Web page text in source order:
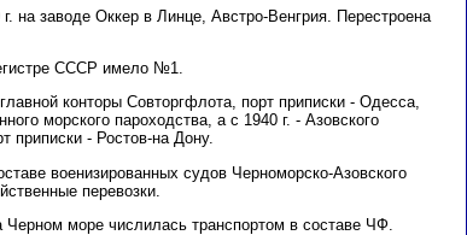
на заводе Оккер в Линце, Австро-Венгрия. Перестроена
СССР имело №1.
конторы Совторгфлота, порт приписки - Одесса,
морского пароходства, а с 1940 г. - Азовского
приписки - Ростов-на Дону.
военизированных судов Черноморско-Азовского
перевозки.
Черном море числилась транспортом в составе ЧФ.